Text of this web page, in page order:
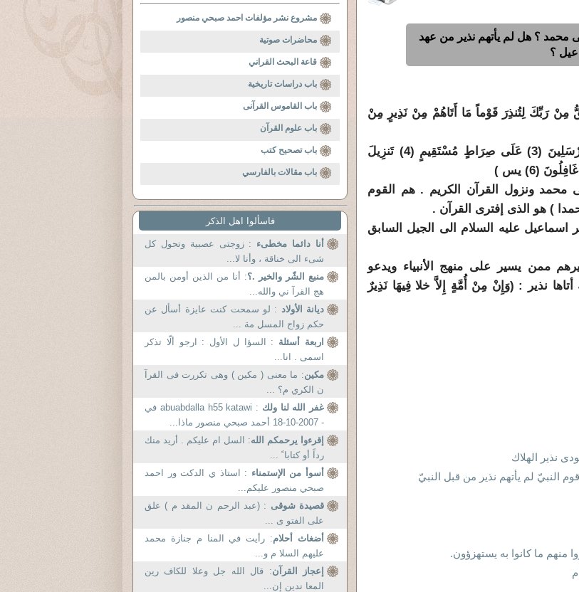
محمد ؟ هل لم يأتهم نذير من عهد
؟
رَبِّكَ لِتُنذِرَ قَوْماً مَا أَتَاهُمْ مِنْ نَذِيرٍ مِنْ
( يس (1) وَالْقُرْآنِ الْحَكِيمِ (2) إِنَّكَ لَمِنْ الْمُرْسَلِينَ (3) عَلَى صِرَاطٍ مُسْتَقِيمٍ (4) تَنزِيلَ
محمد ونزول القرآن الكريم . هم القوم
) هو الذى إفترى القرآن .
اسماعيل عليه السلام الى الجيل السابق
ممن يسير على منهج الأنبياء ويدعو
نذير : (وَإِنْ مِنْ أُمَّةٍ إِلاَّ خلا فِيهَا نَذِيرٌ
نذير الهلاك
النبيّ لم يأتهم نذير من قبل النبيّ
ما كانوا به يستهزؤون.
مشروع نشر مؤلفات احمد صبحي منصور
محاضرات صوتية
قاعة البحث القراني
باب دراسات تاريخية
باب القاموس القرآنى
باب علوم القرآن
باب تصحيح كتب
باب مقالات بالفارسي
فاسألوا اهل الذكر
أنا دائما مخطىء : زوجتى عصبية وتحول كل
شىء الى خناقة ، وأنا لا...
منبع الشّر والخير .؟: أنا من الذين أومن بالمن
هج القرآ ني والله...
ديانة الأولاد : لو سمحت كنت عايزة أسأل عن
حكم زواج المسل مة ...
اربعة أسئلة : السؤا ل الأول : ارجو ألّا تذكر
اسمى . انا...
مكين: ما معنى ( مكين ) وهى تكررت فى القرآ
ن الكري م؟ ...
غفر الله لنا ولك
: abuabdalla h55 katawi في
- 2007-10-18 أحمد صبحي منصور ماذا...
إقرءوا يرحمكم الله: السل ام عليكم . أريد منك
رداً أو كتابا ً ...
أسوأ من الإستمناء : استاذ ي الدكت ور احمد
صبحي منصور عليكم...
قصيدة شوقى : (عبد الرحم ن المقد م ) علق
على الفتو ى ...
أضغاث أحلام: رأيت في المنا م جنازة محمد
عليهم السلا م و...
إعجاز القرآن: قال الله جل وعلا للكاف رين
المعا ندين إن...